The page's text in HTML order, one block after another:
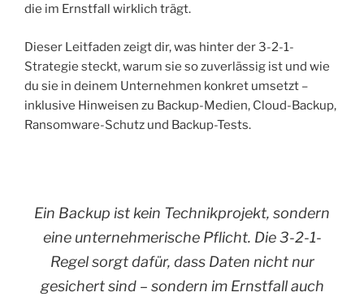
die im Ernstfall wirklich trägt.
Dieser Leitfaden zeigt dir, was hinter der 3-2-1-
Strategie steckt, warum sie so zuverlässig ist und wie
du sie in deinem Unternehmen konkret umsetzt –
inklusive Hinweisen zu Backup-Medien, Cloud-Backup,
Ransomware-Schutz und Backup-Tests.
Ein Backup ist kein Technikprojekt, sondern
eine unternehmerische Pflicht. Die 3-2-1-
Regel sorgt dafür, dass Daten nicht nur
gesichert sind – sondern im Ernstfall auch